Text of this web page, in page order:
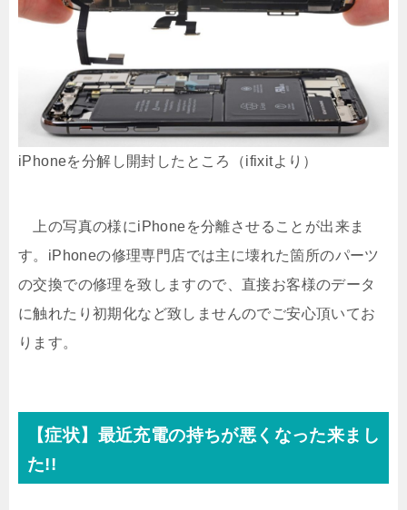
iPhoneを分解し開封したところ（ifixitより）
上の写真の様にiPhoneを分離させることが出来ま
す。iPhoneの修理専門店では主に壊れた箇所のパーツ
の交換での修理を致しますので、直接お客様のデータ
に触れたり初期化など致しませんのでご安心頂いてお
ります。
【症状】最近充電の持ちが悪くなった来まし
た!!